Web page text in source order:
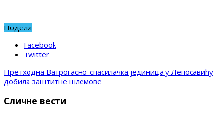
Подели
Facebook
Twitter
Претходна Ватрогасно-спасилачка јединица y Лепосавићy
добила заштитне шлемове
Сличне вести